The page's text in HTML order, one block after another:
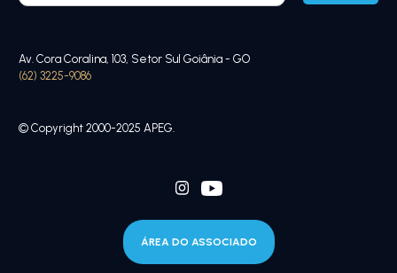
Av. Cora Coralina, 103, Setor Sul Goiânia - GO
(62) 3225-9086
© Copyright 2000-2025 APEG.
ÁREA DO ASSOCIADO